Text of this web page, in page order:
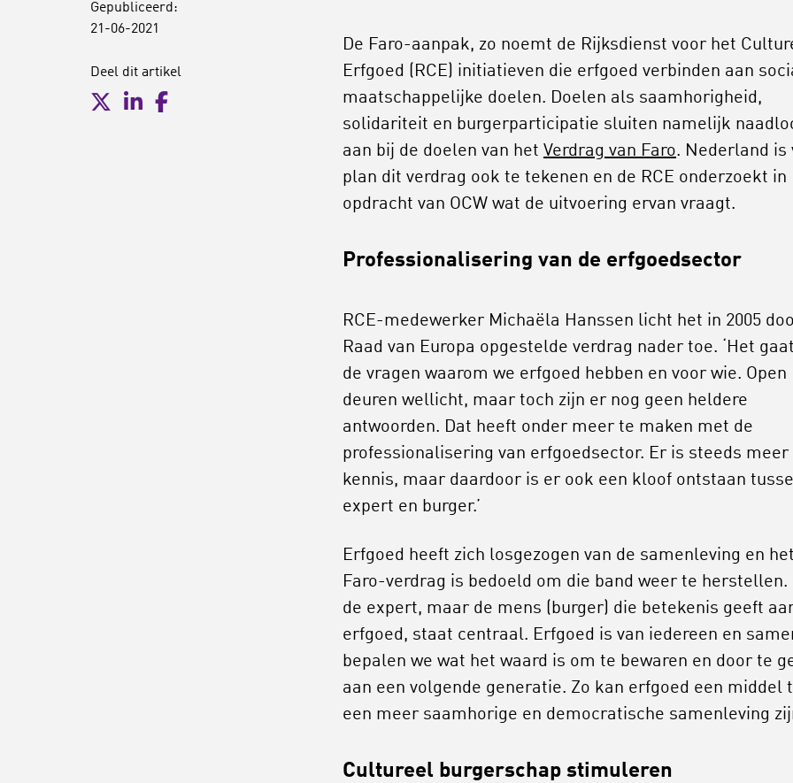
Gepubliceerd:
21-06-2021
Deel dit artikel
De Faro-aanpak, zo noemt de Rijksdienst voor het
Erfgoed (RCE) initiatieven die erfgoed verbinden aan
maatschappelijke doelen. Doelen als saamhorigheid,
solidariteit en burgerparticipatie sluiten namelijk
aan bij de doelen van het Verdrag van Faro. Nederland is
plan dit verdrag ook te tekenen en de RCE onderzoekt in
opdracht van OCW wat de uitvoering ervan vraagt.
Professionalisering van de erfgoedsector
RCE-medewerker Michaëla Hanssen licht het in 2005
Raad van Europa opgestelde verdrag nader toe. ‘Het
de vragen waarom we erfgoed hebben en voor wie. Open
deuren wellicht, maar toch zijn er nog geen heldere
antwoorden. Dat heeft onder meer te maken met de
professionalisering van erfgoedsector. Er is steeds meer
kennis, maar daardoor is er ook een kloof ontstaan
expert en burger.’
Erfgoed heeft zich losgezogen van de samenleving en het
Faro-verdrag is bedoeld om die band weer te herstellen.
de expert, maar de mens (burger) die betekenis geeft
erfgoed, staat centraal. Erfgoed is van iedereen en
bepalen we wat het waard is om te bewaren en door te
aan een volgende generatie. Zo kan erfgoed een middel
een meer saamhorige en democratische samenleving
Cultureel burgerschap stimuleren